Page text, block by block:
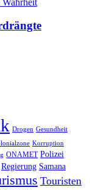
Drogen Gesundheit
Korruption
ONAMET Polizei
Regierung Samana
Touristen